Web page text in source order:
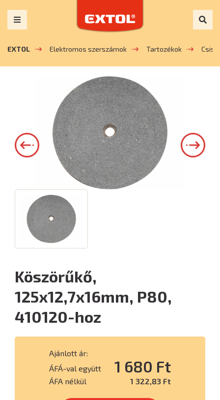
EXTOL Elektromos szerszámok Tartozékok
Köszörűkő,
125x12,7x16mm, P80,
410120-hoz
Ajánlott ár:
ÁFÁ-val együtt
1 680 Ft
ÁFA nélkül 1 322,83 Ft